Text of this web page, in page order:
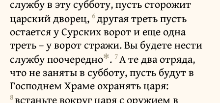
службу в эту субботу, пусть сторожит
царский дворец, 6другая треть пусть
остается у Сурских ворот и еще одна
треть – у ворот стражи. Вы будете нести
службу поочередно✻. 7А те два отряда,
что не заняты в субботу, пусть будут в
Господнем Храме охранять царя:
8